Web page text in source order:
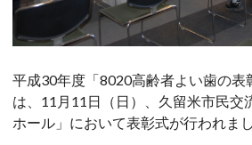
平成30年度「8020高齢者よい歯の表
は、11月11日（日）、久留米市民交
ホール」において表彰式が行われまし